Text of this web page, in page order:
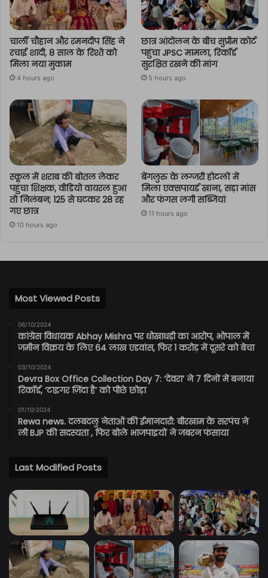
चार्ली चौहान और रमनदीप सिंह ने
रचाई शादी, 8 साल के रिश्ते को
मिला नया मुकाम
4 hours ago
छात्र आंदोलन के बीच सुप्रीम कोर्ट
पहुंचा JPSC मामला, रिकॉर्ड
सुरक्षित रखने की मांग
5 hours ago
स्कूल में शराब की बोतल लेकर
पहुंचा शिक्षक, वीडियो वायरल हुआ
तो निलंबन; 125 से घटकर 28 रह
गए छात्र
10 hours ago
बेंगलुरु के लग्जरी होटलों में
मिला एक्सपायर्ड खाना, सड़ा मांस
और फंगस लगी सब्जियां
11 hours ago
Most Viewed Posts
06/10/2024
कांग्रेस विधायक Abhay Mishra पर धोखाधड़ी का आरोप, भोपाल में
जमीन विक्रय के लिए 64 लाख एडवांस, फिर 1 करोड़ में दूसरे को बेचा
03/10/2024
Devra Box Office Collection Day 7: ‘देवरा’ ने 7 दिनों में बनाया
रिकॉर्ड, ‘टाइगर ज़िंदा है’ को पीछे छोड़ा
01/10/2024
Rewa news. दलबदलु नेताओं की ईमानदारी: बीरखाम के सरपंच ने
ली BJP की सदस्यता , फिर बोले भाजपाइयों ने जबरन फंसाया
Last Modified Posts